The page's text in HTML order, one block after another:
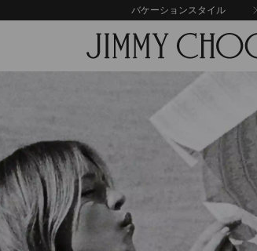
バケーションスタイル